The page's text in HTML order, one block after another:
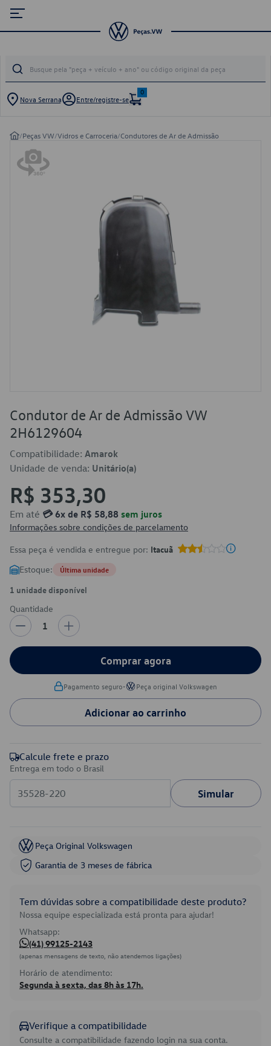
Nova Serrana Entre/registre-se
0
/Peças VW/Vidros e Carroceria/Condutores de Ar de Admissão
Condutor de Ar de Admissão VW
2H6129604
Compatibilidade: Amarok
Unidade de venda: Unitário(a)
R$ 353,30
Em até 💳 6x de R$ 58,88 sem juros
Informações sobre condições de parcelamento
Essa peça é vendida e entregue por: Itacuã
Estoque: Última unidade
1 unidade disponível
Quantidade
1
Comprar agora
Pagamento seguro• Peça original Volkswagen
Adicionar ao carrinho
Calcule frete e prazo
Entrega em todo o Brasil
Simular
Peça Original Volkswagen
Garantia de 3 meses de fábrica
Tem dúvidas sobre a compatibilidade deste produto?
Nossa equipe especializada está pronta para ajudar!
Whatsapp:
(41) 99125-2143
(apenas mensagens de texto, não atendemos ligações)
Horário de atendimento:
Segunda à sexta, das 8h às 17h.
Verifique a compatibilidade
Consulte a compatibilidade fazendo login na sua conta.